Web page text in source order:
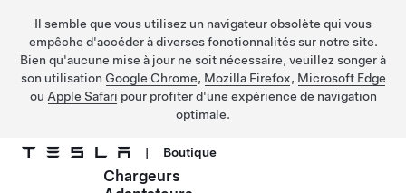
Il semble que vous utilisez un navigateur obsolète qui vous
empêche d'accéder à diverses fonctionnalités sur notre site.
Bien qu'aucune mise à jour ne soit nécessaire, veuillez songer à
son utilisation Google Chrome, Mozilla Firefox, Microsoft Edge
ou Apple Safari pour profiter d'une expérience de navigation
optimale.
Passez au contenu principal
| Boutique
Chargeurs